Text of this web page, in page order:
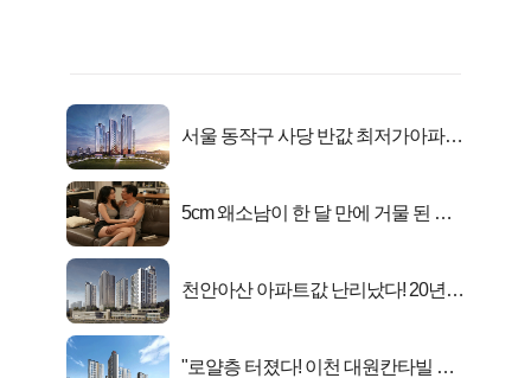
서울 동작구 사당 반값 최저가아파트
5cm 왜소남이 한 달 만에 거물 된 사
천안아산 아파트값 난리났다! 20년
"로얄층 터졌다! 이천 대원칸타빌 잔